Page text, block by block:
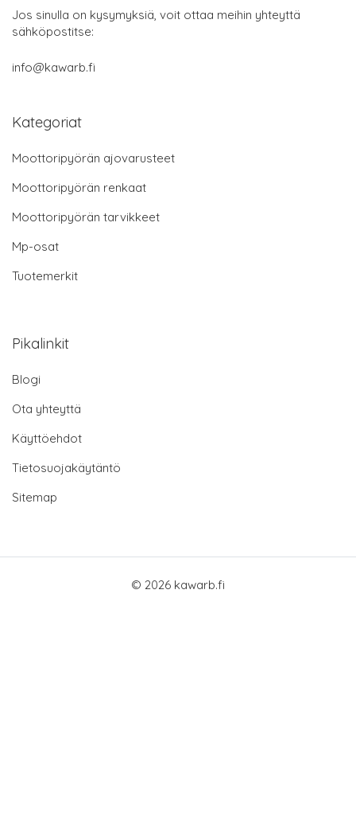
Jos sinulla on kysymyksiä, voit ottaa meihin yhteyttä
sähköpostitse:
info@kawarb.fi
Kategoriat
Moottoripyörän ajovarusteet
Moottoripyörän renkaat
Moottoripyörän tarvikkeet
Mp-osat
Tuotemerkit
Pikalinkit
Blogi
Ota yhteyttä
Käyttöehdot
Tietosuojakäytäntö
Sitemap
© 2026 kawarb.fi